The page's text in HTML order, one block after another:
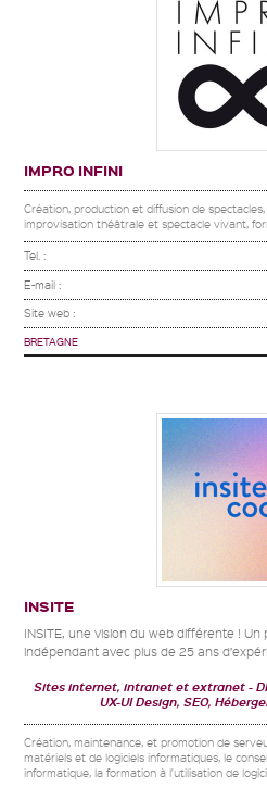
IMPRO INFINI
Création, production et diffusion de
improvisation théâtrale et spectacle vivant,
Tel. :
E-mail :
Site web :
BRETAGNE
INSITE
INSITE, une vision du web différente !
indépendant avec plus de 25 ans
Sites internet, intranet et extranet
UX-UI Design, SEO,
Création, maintenance, et promotion de
matériels et de logiciels informatiques, le
informatique, la formation à l'utilisation de